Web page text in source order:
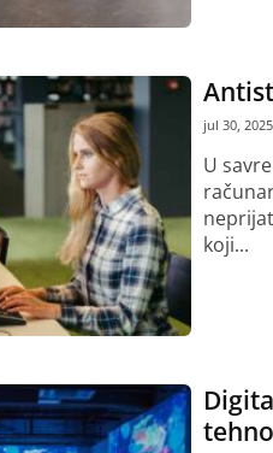
jul 30, 2025
U
koji...